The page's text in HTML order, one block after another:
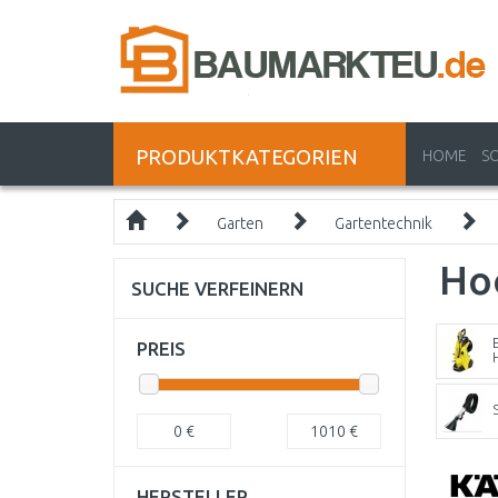
PRODUKTKATEGORIEN HOME
Garten Gartentechnik
SUCHE VERFEINERN
PREIS
0 € 1010 €